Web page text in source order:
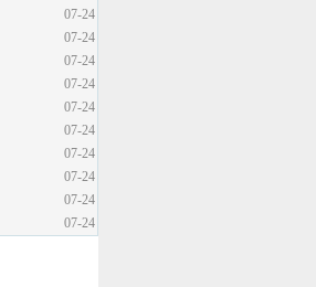
07-24
07-24
07-24
07-24
07-24
07-24
07-24
07-24
07-24
07-24